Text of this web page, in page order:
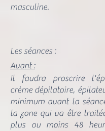
masculine.
Les séances :
Avant :
Il faudra proscrire
crème dépilatoire,
minimum avant la
la zone qui va être
plus ou moins 48